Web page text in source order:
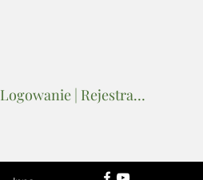
Logowanie | Rejestracja